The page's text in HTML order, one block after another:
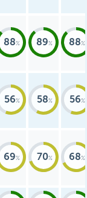
88 89 88
56 58 56
69 70 68